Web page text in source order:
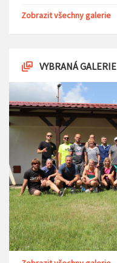
Zobrazit všechny galerie
VYBRANÁ GALERIE